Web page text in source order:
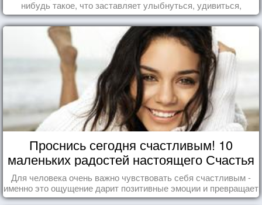
нибудь такое, что заставляет улыбнуться, удивиться,
восхититься...
Проснись сегодня счастливым! 10
маленьких радостей настоящего Счастья
Для человека очень важно чувствовать себя счастливым -
именно это ощущение дарит позитивные эмоции и превращает
каждый день в маленький праздник.